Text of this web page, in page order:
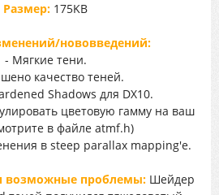
Размер: 175KB
нововведений:
- Мягкие тени.
качество теней.
Shadows для DX10.
цветовую гамму на ваш
в файле atmf.h)
в steep parallax mapping'е.
возможные проблемы: Шейдер